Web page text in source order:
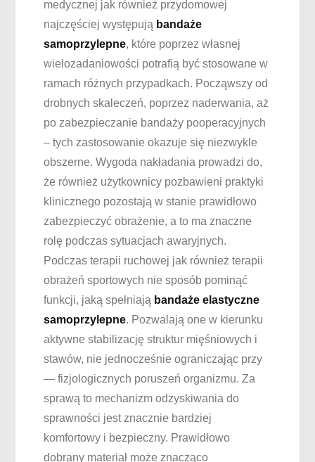
medycznej jak również przydomowej
najczęściej występują bandaże
samoprzylepne, które poprzez własnej
wielozadaniowości potrafią być stosowane w
ramach różnych przypadkach. Począwszy od
drobnych skaleczeń, poprzez naderwania, aż
po zabezpieczanie bandaży pooperacyjnych
– tych zastosowanie okazuje się niezwykle
obszerne. Wygoda nakładania prowadzi do,
że również użytkownicy pozbawieni praktyki
klinicznego pozostają w stanie prawidłowo
zabezpieczyć obrażenie, a to ma znaczne
rolę podczas sytuacjach awaryjnych.
Podczas terapii ruchowej jak również terapii
obrażeń sportowych nie sposób pominąć
funkcji, jaką spełniają bandaże elastyczne
samoprzylepne. Pozwalają one w kierunku
aktywne stabilizację struktur mięśniowych i
stawów, nie jednocześnie ograniczając przy
— fizjologicznych poruszeń organizmu. Za
sprawą to mechanizm odzyskiwania do
sprawności jest znacznie bardziej
komfortowy i bezpieczny. Prawidłowo
dobrany materiał może znacząco